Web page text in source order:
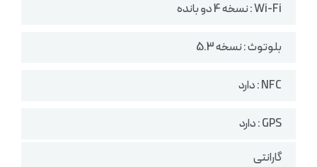
Wi-Fi : نسخه 4 دو بانده
بلوتوث : نسخه 5.3
NFC : دارد
GPS : دارد
گارانتی